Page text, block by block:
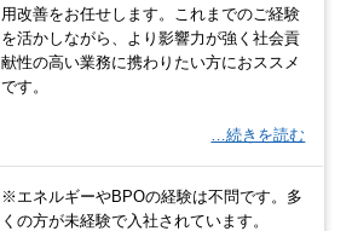
用改善をお任せします。これまでのご経験
を活かしながら、より影響力が強く社会貢
献性の高い業務に携わりたい方におススメ
です。
…続きを読む
※エネルギーやBPOの経験は不問です。多
くの方が未経験で入社されています。